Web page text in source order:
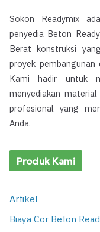
Sokon Readymix
penyedia Beton
Berat konstruksi
proyek
Kami hadir untuk
menyediakan
profesional yang
Anda.
Produk Kami
Artikel
Biaya Cor Beton